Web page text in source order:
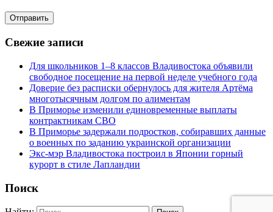
Свежие записи
Для школьников 1–8 классов Владивостока объявили
свободное посещение на первой неделе учебного года
Доверие без расписки обернулось для жителя Артёма
многотысячным долгом по алиментам
В Приморье изменили единовременные выплаты
контрактникам СВО
В Приморье задержали подростков, собиравших данные
о военных по заданию украинской организации
Экс-мэр Владивостока построил в Японии горный
курорт в стиле Лапландии
Поиск